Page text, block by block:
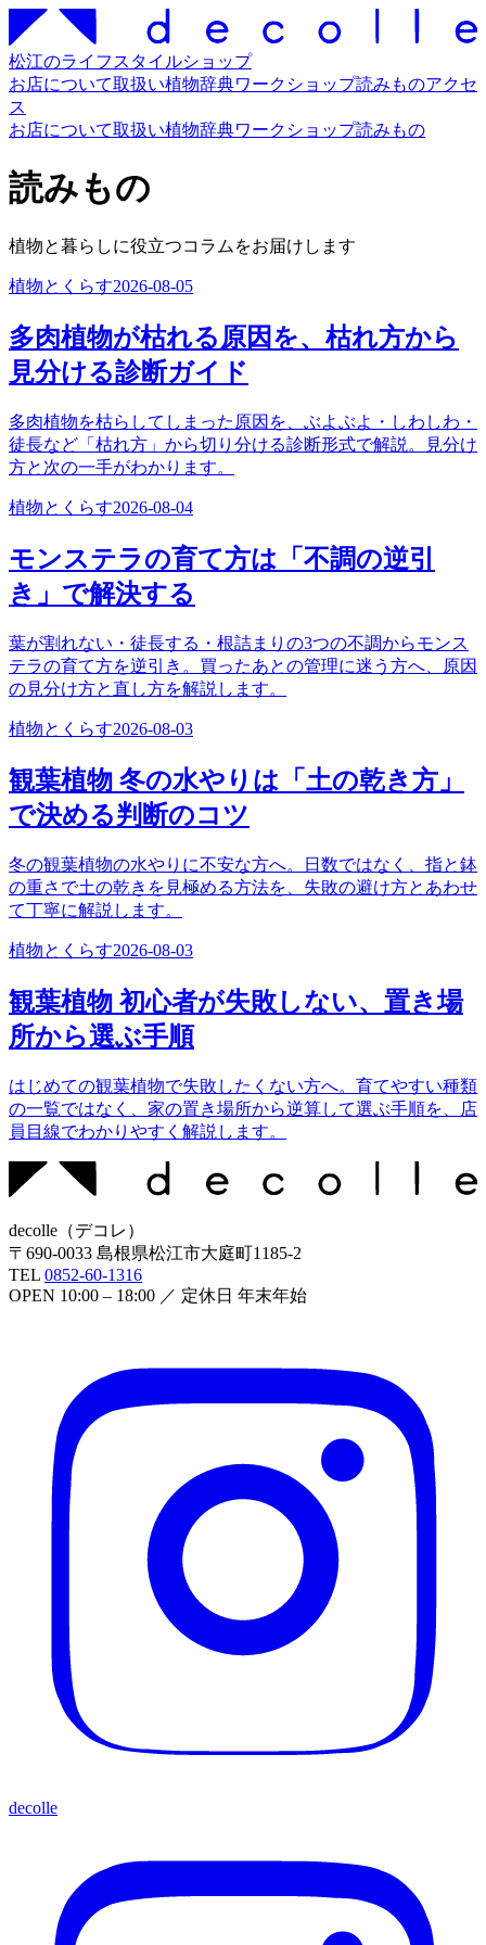
松江のライフスタイルショップ
お店について取扱い植物辞典ワークショップ読みものアクセ
ス
お店について取扱い植物辞典ワークショップ読みもの
読みもの
植物と暮らしに役立つコラムをお届けします
植物とくらす2026-08-05
多肉植物が枯れる原因を、枯れ方から
見分ける診断ガイド
多肉植物を枯らしてしまった原因を、ぶよぶよ・しわしわ・
徒長など「枯れ方」から切り分ける診断形式で解説。見分け
方と次の一手がわかります。
植物とくらす2026-08-04
モンステラの育て方は「不調の逆引
き」で解決する
葉が割れない・徒長する・根詰まりの3つの不調からモンス
テラの育て方を逆引き。買ったあとの管理に迷う方へ、原因
の見分け方と直し方を解説します。
植物とくらす2026-08-03
観葉植物 冬の水やりは「土の乾き方」
で決める判断のコツ
冬の観葉植物の水やりに不安な方へ。日数ではなく、指と鉢
の重さで土の乾きを見極める方法を、失敗の避け方とあわせ
て丁寧に解説します。
植物とくらす2026-08-03
観葉植物 初心者が失敗しない、置き場
所から選ぶ手順
はじめての観葉植物で失敗したくない方へ。育てやすい種類
の一覧ではなく、家の置き場所から逆算して選ぶ手順を、店
員目線でわかりやすく解説します。
decolle （デコレ ）
〒 690-0033 島根県松江市大庭町1185-2
TEL 0852-60-1316
OPEN 10:00 – 18:00 ／ 定休日 年末年始
decolle